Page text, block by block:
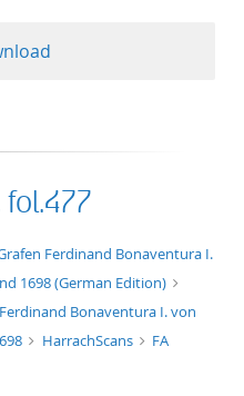
fol.477
Ferdinand Bonaventura I.
1698 (German Edition)
Bonaventura I. von
HarrachScans
FA